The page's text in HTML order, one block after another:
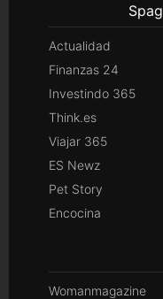
Actualidad
Finanzas 24
Investindo 365
Think.es
Viajar 365
ES Newz
Pet Story
Encocina
Womanmagazine